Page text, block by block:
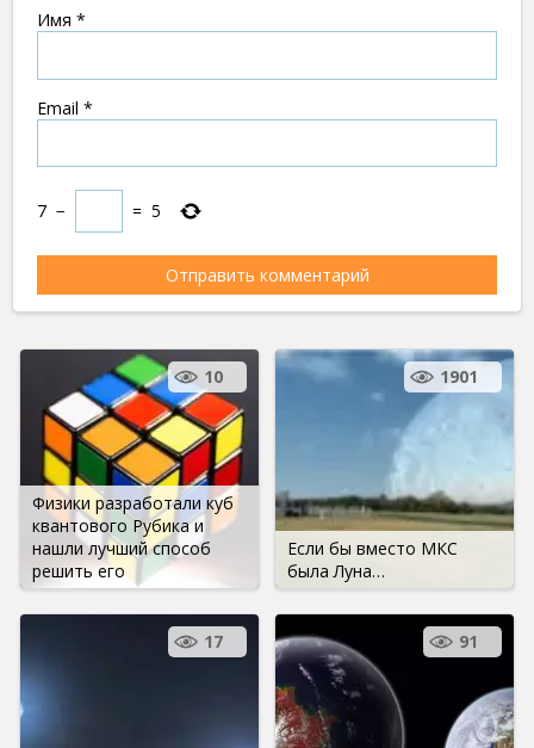
Имя *
Email *
7 − = 5
Физики разработали куб
квантового Рубика и
нашли лучший способ
решить его
10
Если бы вместо МКС
была Луна…
1901
17 91